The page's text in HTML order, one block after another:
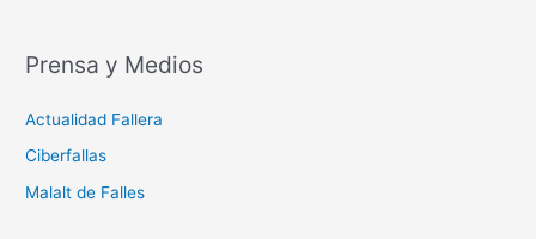
Prensa y Medios
Actualidad Fallera
Ciberfallas
Malalt de Falles